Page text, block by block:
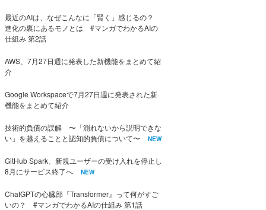
最近のAIは、なぜこんなに「賢く」感じるの？
進化の裏にあるモノとは #マンガでわかるAIの
仕組み 第2話
AWS、7月27日週に発表した新機能をまとめて紹
介
Google Workspaceで7月27日週に発表された新
機能をまとめて紹介
技術的負債の誤解 〜「測れないから説明できな
い」を越えることと認知的負債について〜
NEW
GitHub Spark、新規ユーザーの受け入れを停止し
8月にサービス終了へ
NEW
ChatGPTの心臓部『Transformer』って何がすご
いの？ #マンガでわかるAIの仕組み 第1話